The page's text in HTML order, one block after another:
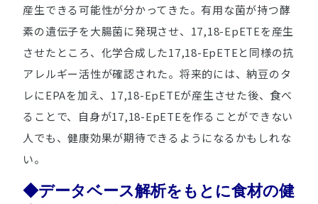
産生できる可能性が分かってきた。有用な菌が持つ酵
素の遺伝子を大腸菌に発現させ、17,18-EpETEを産生
させたところ、化学合成した17,18-EpETEと同様の抗
アレルギー活性が確認された。将来的には、納豆のタ
レにEPAを加え、17,18-EpETEが産生させた後、食べ
ることで、自身が17,18-EpETEを作ることができない
人でも、健康効果が期待できるようになるかもしれな
い。
◆データベース解析をもとに食材の健